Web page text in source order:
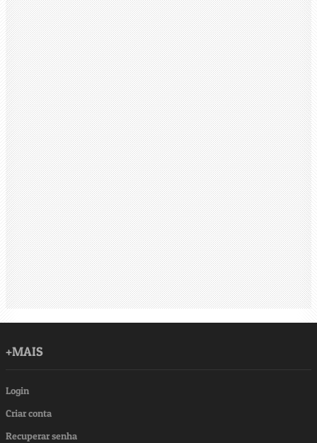
+MAIS
Login
Criar conta
Recuperar senha